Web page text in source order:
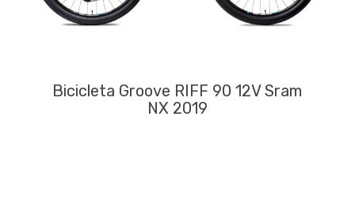
Bicicleta Groove RIFF 90 12V Sram
NX 2019